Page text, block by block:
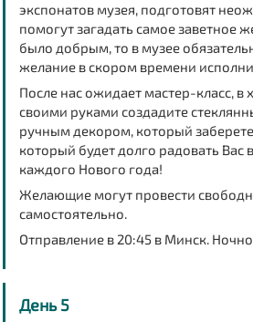
экспонатов музея, подготовят
помогут загадать самое заветное
было добрым, то в музее
желание в скором времени
После нас ожидает мастер-класс, в
своими руками создадите
ручным декором, который
который будет долго радовать Вас
каждого Нового года!
Желающие могут провести
самостоятельно.
Отправление в 20:45 в Минск.
День 5